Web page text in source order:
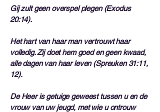
Gij zult geen overspel plegen (Exodus
20:14).
Het hart van haar man vertrouwt haar
volledig. Zij doet hem goed en geen kwaad,
alle dagen van haar leven (Spreuken 31:11,
12).
De Heer is getuige geweest tussen u en de
vrouw van uw jeugd, met wie u ontrouw